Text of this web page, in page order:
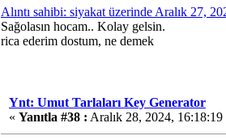
Alıntı sahibi: siyakat üzerinde Aralık 27,
Sağolasın hocam.. Kolay gelsin.
rica ederim dostum, ne demek
Ynt: Umut Tarlaları Key Generator
« Yanıtla #38 : Aralık 28, 2024, 16:18:19